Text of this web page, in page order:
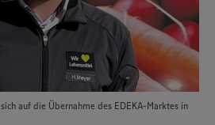
auf die Übernahme des EDEKA-Marktes in